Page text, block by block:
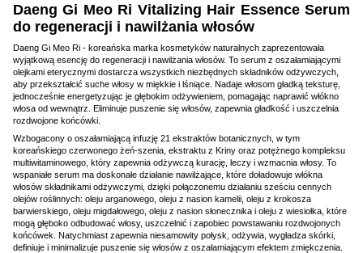
Daeng Gi Meo Ri Vitalizing Hair Essence Serum
do regeneracji i nawilżania włosów
Daeng Gi Meo Ri - koreańska marka kosmetyków naturalnych zaprezentowała
wyjątkową esencję do regeneracji i nawilżania włosów. To serum z oszałamiającymi
olejkami eterycznymi dostarcza wszystkich niezbędnych składników odżywczych,
aby przekształcić suche włosy w miękkie i lśniące. Nadaje włosom gładką teksturę,
jednocześnie energetyzując je głębokim odżywieniem, pomagając naprawić włókno
włosa od wewnątrz. Eliminuje puszenie się włosów, zapewnia gładkość i uszczelnia
rozdwojone końcówki.
Wzbogacony o oszałamiającą infuzję 21 ekstraktów botanicznych, w tym
koreańskiego czerwonego żeń-szenia, ekstraktu z Kriny oraz potężnego kompleksu
multiwitaminowego, który zapewnia odżywczą kurację, leczy i wzmacnia włosy. To
wspaniałe serum ma doskonałe działanie nawilżające, które doładowuje włókna
włosów składnikami odżywczymi, dzięki połączonemu działaniu sześciu cennych
olejów roślinnych: oleju arganowego, oleju z nasion kamelii, oleju z krokosza
barwierskiego, oleju migdałowego, oleju z nasion słonecznika i oleju z wiesiołka, które
mogą głęboko odbudować włosy, uszczelnić i zapobiec powstawaniu rozdwojonych
końcówek. Natychmiast zapewnia niesamowity połysk, odżywia, wygładza skórki,
definiuje i minimalizuje puszenie się włosów z oszałamiającym efektem zmiękczenia.